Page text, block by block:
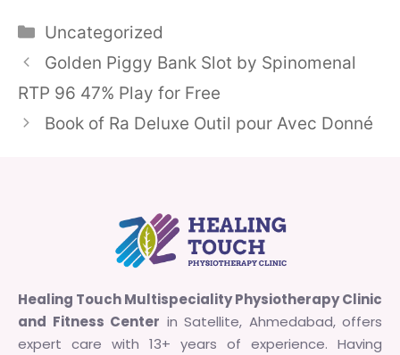
Categories
Uncategorized
Golden Piggy Bank Slot by Spinomenal
RTP 96 47% Play for Free
Book of Ra Deluxe Outil pour Avec Donné
Healing Touch Multispeciality Physiotherapy Clinic
and Fitness Center in Satellite, Ahmedabad, offers
expert care with 13+ years of experience. Having